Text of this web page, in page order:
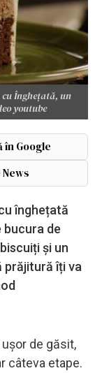
Înghețată, un
youtube
în Google
înghețată
de
și un
prăjitură îți va
de găsit,
câteva etape.